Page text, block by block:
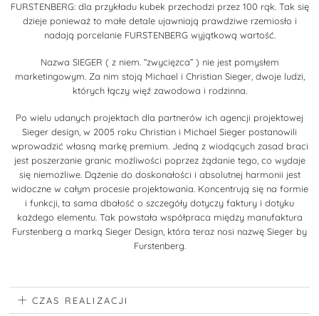
FURSTENBERG: dla przykładu kubek przechodzi przez 100 rąk. Tak się
dzieje ponieważ to małe detale ujawniają prawdziwe rzemiosło i
nadają porcelanie FURSTENBERG wyjątkową wartość.
Nazwa SIEGER ( z niem. “zwycięzca” ) nie jest pomysłem
marketingowym. Za nim stoją Michael i Christian Sieger, dwoje ludzi,
których łączy więź zawodowa i rodzinna.
Po wielu udanych projektach dla partnerów ich agencji projektowej
Sieger design, w 2005 roku Christian i Michael Sieger postanowili
wprowadzić własną markę premium. Jedną z wiodących zasad braci
jest poszerzanie granic możliwości poprzez żądanie tego, co wydaje
się niemożliwe. Dążenie do doskonałości i absolutnej harmonii jest
widoczne w całym procesie projektowania. Koncentrują się na formie
i funkcji, ta sama dbałość o szczegóły dotyczy faktury i dotyku
każdego elementu. Tak powstała współpraca między manufaktura
Furstenberg a marką Sieger Design, która teraz nosi nazwę Sieger by
Furstenberg.
CZAS REALIZACJI